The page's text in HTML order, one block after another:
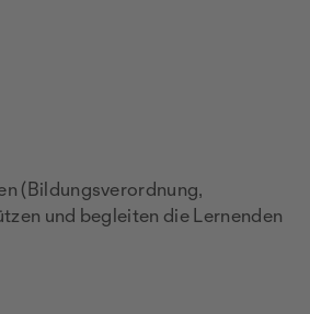
(Bildungsverordnung,
und begleiten die Lernenden